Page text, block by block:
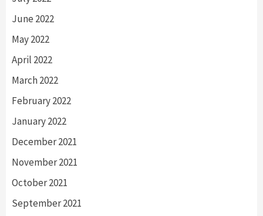
June 2022
May 2022
April 2022
March 2022
February 2022
January 2022
December 2021
November 2021
October 2021
September 2021